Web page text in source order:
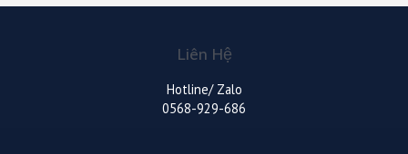
Liên Hệ
Hotline/ Zalo
0568-929-686